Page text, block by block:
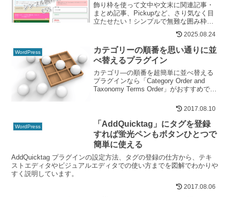
飾り枠を使って文中や文末に関連記事・
まとめ記事、Pickupなど、さり気なく目
立たせたい！シンプルで無難な囲み枠・
囲い枠（ボックス）を紹介します。
CSS・HTMLをコピペでOK！色や太さを
お好みでカスタマイズして使って下さい
ね。新作『黒板風（チョーク付）』と
『ホワイトボード風（マーカー付）』自
分で作っておいてナンですが…気に入っ
てます（笑）
2025.08.24
WordPress
カテゴリーの順番を思い通りに並
べ替えるプラグイン
カテゴリ―の順番を超簡単に並べ替える
プラグインなら「Category Order and
Taxonomy Terms Order」がおすすめで
2017.08.10
WordPress
「AddQuicktag」にタグを登録
すれば蛍光ペンもボタンひとつで
簡単に使える
AddQuicktag プラグインの設定方法、タグの登録の仕方から、テキ
ストエディタやビジュアルエディタでの使い方までを図解でわかりや
すく説明しています。
2017.08.06